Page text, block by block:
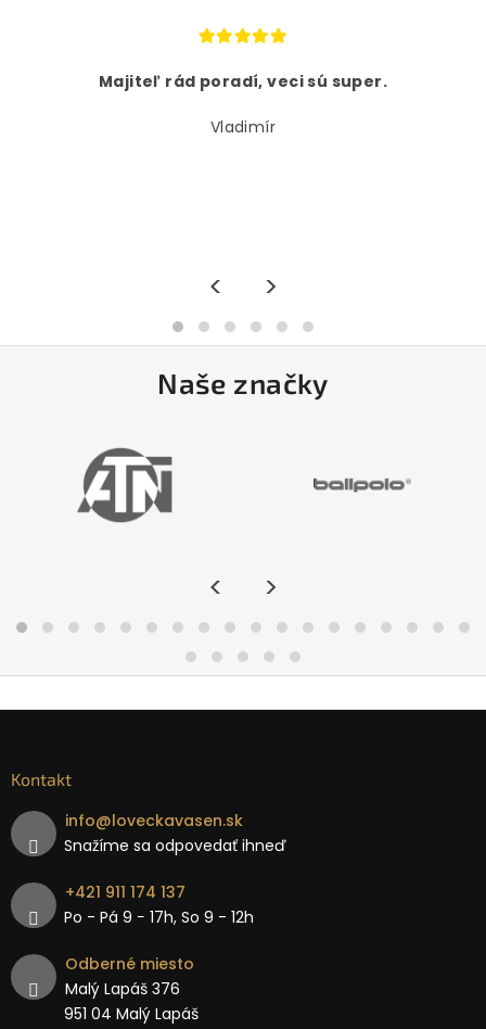
Majiteľ rád poradí, veci sú super.
Vladimír
< >
Naše značky
< >
Kontakt
info@loveckavasen.sk
Snažíme sa odpovedať ihneď
+421 911 174 137
Po - Pá 9 − 17h, So 9 - 12h
Odberné miesto
Malý Lapáš 376
951 04 Malý Lapáš